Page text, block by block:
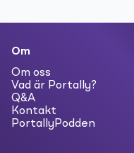
Om
Om oss
Vad är Portally?
Q&A
Kontakt
PortallyPodden